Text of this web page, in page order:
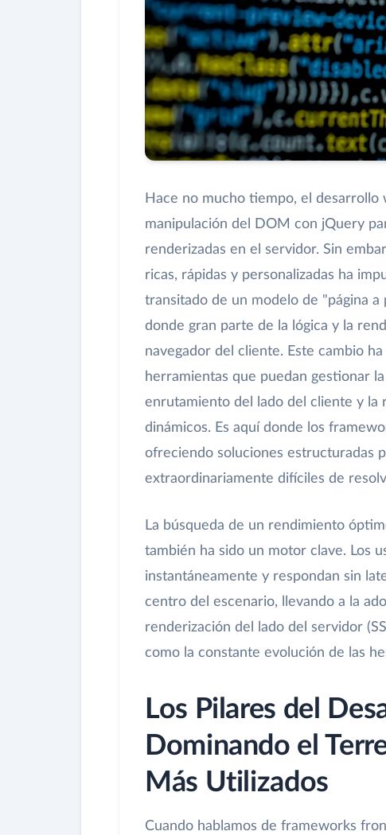
Hace no mucho tiempo, el
manipulación del DOM con jQuery
renderizadas en el servidor. Sin
ricas, rápidas y personalizadas ha
transitado de un modelo de "página a
donde gran parte de la lógica y la
navegador del cliente. Este cambio
herramientas que puedan gestionar
enrutamiento del lado del cliente y la
dinámicos. Es aquí donde los
ofreciendo soluciones estructuradas
extraordinariamente difíciles de
La búsqueda de un rendimiento
también ha sido un motor clave. Los
instantáneamente y respondan sin
centro del escenario, llevando a la
renderización del lado del servidor
como la constante evolución de las
Los Pilares del
Dominando el
Más Utilizados
Cuando hablamos de frameworks